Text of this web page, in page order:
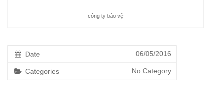
công ty bảo vệ
Date 06/05/2016
Categories No Category